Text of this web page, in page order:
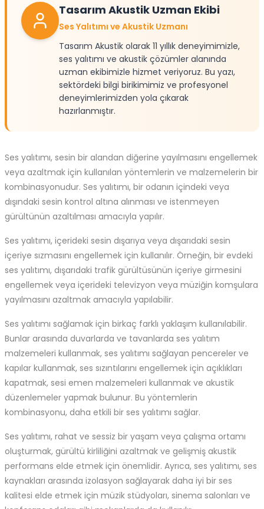
Tasarım Akustik Uzman Ekibi
Ses Yalıtımı ve Akustik Uzmanı
Tasarım Akustik olarak 11 yıllık deneyimimizle,
ses yalıtımı ve akustik çözümler alanında
uzman ekibimizle hizmet veriyoruz. Bu yazı,
sektördeki bilgi birikimimiz ve profesyonel
deneyimlerimizden yola çıkarak
hazırlanmıştır.
Ses yalıtımı, sesin bir alandan diğerine yayılmasını engellemek
veya azaltmak için kullanılan yöntemlerin ve malzemelerin bir
kombinasyonudur. Ses yalıtımı, bir odanın içindeki veya
dışındaki sesin kontrol altına alınması ve istenmeyen
gürültünün azaltılması amacıyla yapılır.
Ses yalıtımı, içerideki sesin dışarıya veya dışarıdaki sesin
içeriye sızmasını engellemek için kullanılır. Örneğin, bir evdeki
ses yalıtımı, dışarıdaki trafik gürültüsünün içeriye girmesini
engellemek veya içerideki televizyon veya müziğin komşulara
yayılmasını azaltmak amacıyla yapılabilir.
Ses yalıtımı sağlamak için birkaç farklı yaklaşım kullanılabilir.
Bunlar arasında duvarlarda ve tavanlarda ses yalıtım
malzemeleri kullanmak, ses yalıtımı sağlayan pencereler ve
kapılar kullanmak, ses sızıntılarını engellemek için açıklıkları
kapatmak, sesi emen malzemeleri kullanmak ve akustik
düzenlemeler yapmak bulunur. Bu yöntemlerin
kombinasyonu, daha etkili bir ses yalıtımı sağlar.
Ses yalıtımı, rahat ve sessiz bir yaşam veya çalışma ortamı
oluşturmak, gürültü kirliliğini azaltmak ve gelişmiş akustik
performans elde etmek için önemlidir. Ayrıca, ses yalıtımı, ses
kaynakları arasında izolasyon sağlayarak daha iyi bir ses
kalitesi elde etmek için müzik stüdyoları, sinema salonları ve